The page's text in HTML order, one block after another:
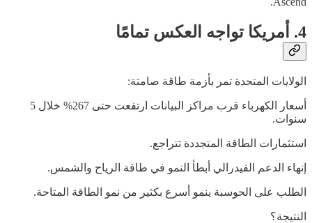
4. أمريكا تواجه العكس تمامًا
الولايات المتحدة تمر بأزمة طاقة صامتة:
أسعار الكهرباء قرب مراكز البيانات ارتفعت حتى 267% خلال 5
سنوات.
استثمارات الطاقة المتجددة تتراجع.
إنهاء الدعم الفيدرالي أبطأ النمو في طاقة الرياح والشمس.
الطلب على الحوسبة ينمو أسرع بكثير من نمو الطاقة المتاحة.
النتيجة؟